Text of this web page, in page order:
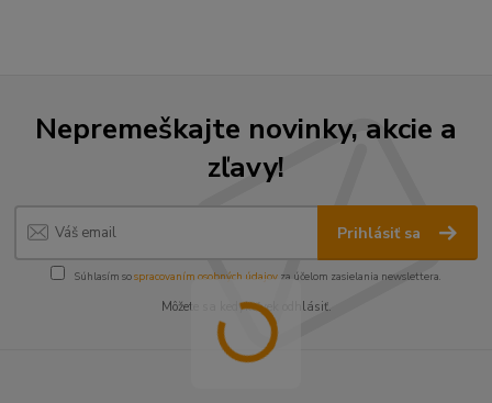
Nepremeškajte novinky, akcie a
zľavy!
Prihlásiť sa
Súhlasím sospracovaním osobných údajov za účelom zasielania newslettera.
Môžete sa kedykoľvek odhlásiť.